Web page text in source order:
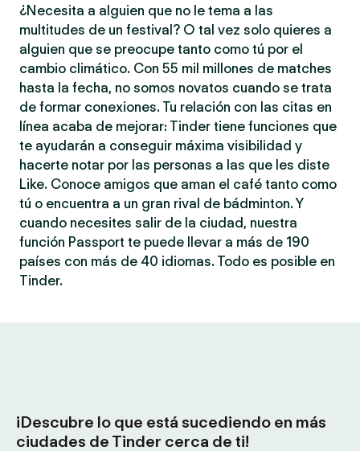
¿Necesita a alguien que no le tema a las
multitudes de un festival? O tal vez solo quieres a
alguien que se preocupe tanto como tú por el
cambio climático. Con 55 mil millones de matches
hasta la fecha, no somos novatos cuando se trata
de formar conexiones. Tu relación con las citas en
línea acaba de mejorar: Tinder tiene funciones que
te ayudarán a conseguir máxima visibilidad y
hacerte notar por las personas a las que les diste
Like. Conoce amigos que aman el café tanto como
tú o encuentra a un gran rival de bádminton. Y
cuando necesites salir de la ciudad, nuestra
función Passport te puede llevar a más de 190
países con más de 40 idiomas. Todo es posible en
Tinder.
¡Descubre lo que está sucediendo en más
ciudades de Tinder cerca de ti!